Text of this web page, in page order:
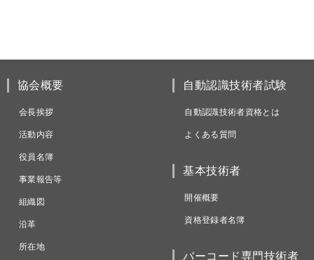
協会概要
会長挨拶
活動内容
役員名簿
事業報告等
組織図
沿革
所在地
自動認識技術者試験
自動認識技術者資格とは
よくある質問
基本技術者
開催概要
資格登録者名簿
バーコード専門技術者